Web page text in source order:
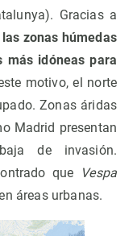
Gracias a
las zonas húmedas
más idóneas para
motivo, el norte
Zonas áridas
Madrid presentan
de invasión.
que
Vespa
áreas urbanas.